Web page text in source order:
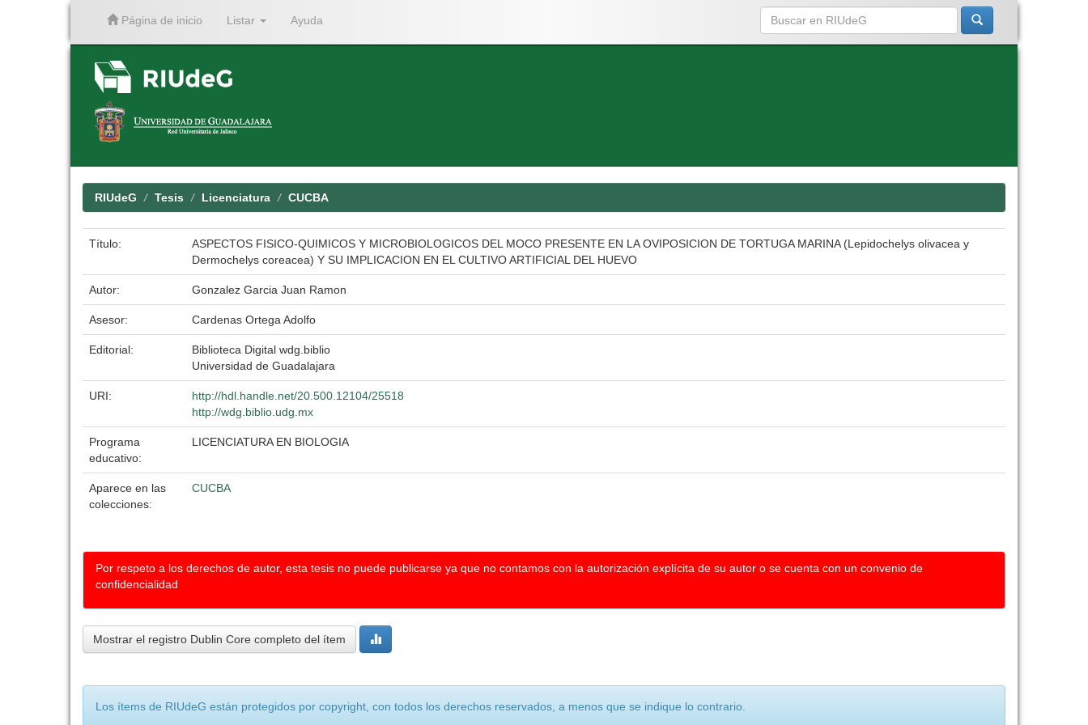
Página de inicio Listar Ayuda
RIUdeG Tesis Licenciatura CUCBA
Título:
ASPECTOS FISICO-QUIMICOS Y MICROBIOLOGICOS DEL MOCO PRESENTE EN LA OVIPOSICION DE TORTUGA MARINA (Lepidochelys olivacea y
Dermochelys coreacea) Y SU IMPLICACION EN EL CULTIVO ARTIFICIAL DEL HUEVO
Autor: Gonzalez Garcia Juan Ramon
Asesor: Cardenas Ortega Adolfo
Editorial:
Biblioteca Digital wdg.biblio
Universidad de Guadalajara
URI:
http://hdl.handle.net/20.500.12104/25518
http://wdg.biblio.udg.mx
Programa
educativo:
LICENCIATURA EN BIOLOGIA
Aparece en las
colecciones:
CUCBA
Por respeto a los derechos de autor, esta tesis no puede publicarse ya que no contamos con la autorización explícita de su autor o se cuenta con un convenio de
confidencialidad
Mostrar el registro Dublin Core completo del ítem
Los ítems de RIUdeG están protegidos por copyright, con todos los derechos reservados, a menos que se indique lo contrario.